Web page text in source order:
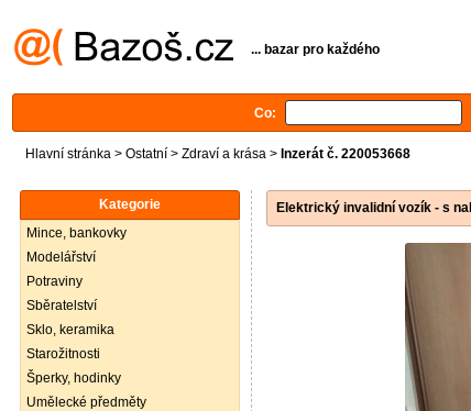
... bazar pro každého
Co:
Hlavní stránka > Ostatní > Zdraví a krása > Inzerát č. 220053668
Kategorie
Mince, bankovky
Modelářství
Potraviny
Sběratelství
Sklo, keramika
Starožitnosti
Šperky, hodinky
Umělecké předměty
Elektrický invalidní vozík - s